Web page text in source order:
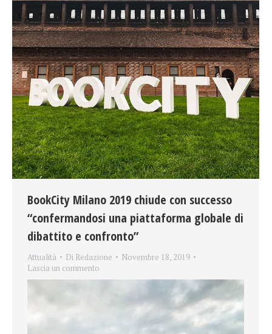
BookCity Milano 2019 chiude con successo
“confermandosi una piattaforma globale di
dibattito e confronto”
Attualità Di Redazione
Novembre 18, 2019
Lascia un commento